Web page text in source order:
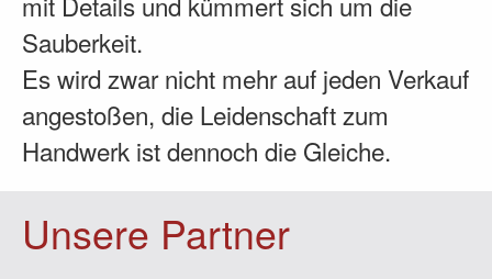
Sauberkeit.
Es wird zwar nicht mehr auf jeden Verkauf
angestoßen, die Leidenschaft zum
Handwerk ist dennoch die Gleiche.
Unsere Partner